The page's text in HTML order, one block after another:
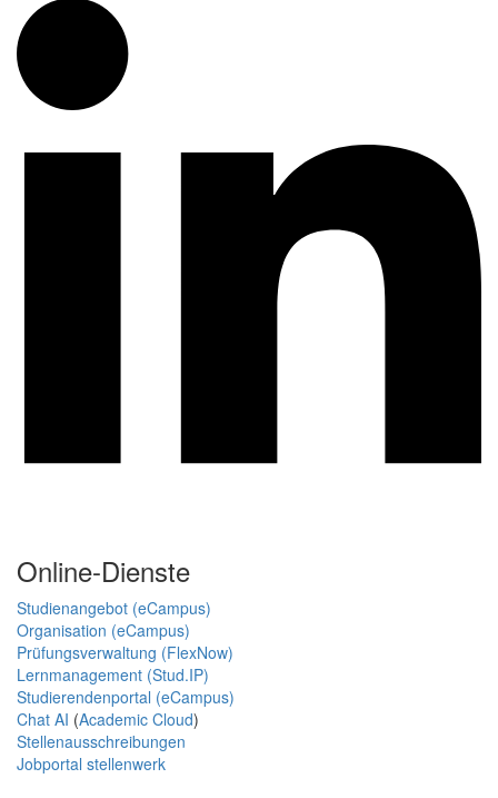
Online-Dienste
Studienangebot (eCampus)
Organisation (eCampus)
Prüfungsverwaltung (FlexNow)
Lernmanagement (Stud.IP)
Studierendenportal (eCampus)
Chat AI (Academic Cloud)
Stellenausschreibungen
Jobportal stellenwerk